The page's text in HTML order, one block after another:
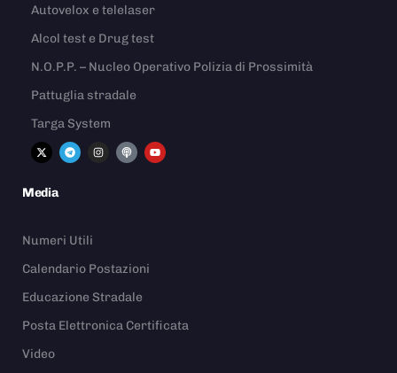
Autovelox e telelaser
Alcol test e Drug test
N.O.P.P. – Nucleo Operativo Polizia di Prossimità
Pattuglia stradale
Targa System
Media
Numeri Utili
Calendario Postazioni
Educazione Stradale
Posta Elettronica Certificata
Video